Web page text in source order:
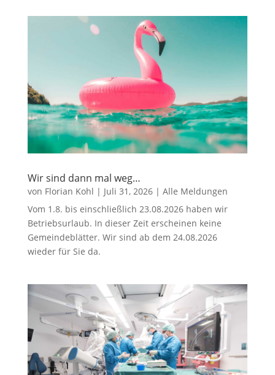
Wir sind dann mal weg…
von Florian Kohl | Juli 31, 2026| Alle Meldungen
Vom 1.8. bis einschließlich 23.08.2026 haben wir
Betriebsurlaub. In dieser Zeit erscheinen keine
Gemeindeblätter. Wir sind ab dem 24.08.2026
wieder für Sie da.